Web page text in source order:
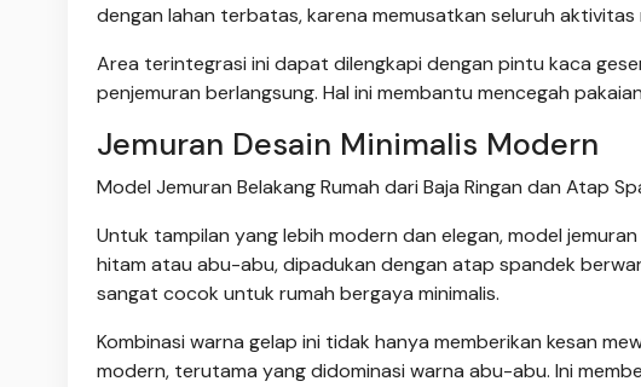
dengan lahan terbatas, karena memusatkan seluruh
Area terintegrasi ini dapat dilengkapi dengan pintu kaca
penjemuran berlangsung. Hal ini membantu mencegah
Jemuran Desain Minimalis Modern
Model Jemuran Belakang Rumah dari Baja Ringan dan Atap
Untuk tampilan yang lebih modern dan elegan, model
hitam atau abu-abu, dipadukan dengan atap spandek
sangat cocok untuk rumah bergaya minimalis.
Kombinasi warna gelap ini tidak hanya memberikan kesan
modern, terutama yang didominasi warna abu-abu. Ini